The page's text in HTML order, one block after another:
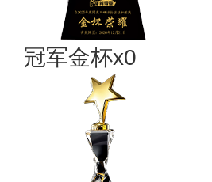
冠军金杯x0